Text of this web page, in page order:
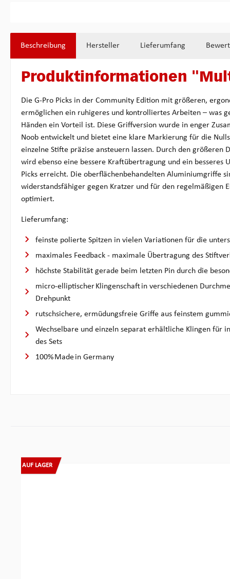
Beschreibung Hersteller Lieferumfang
Produktinformationen
Die G-Pro Picks in der Community Edition mit größeren,
ermöglichen ein ruhigeres und kontrolliertes Arbeiten – was
Händen ein Vorteil ist. Diese Griffversion wurde in enger
Noob entwickelt und bietet eine klare Markierung für die
einzelne Stifte präzise ansteuern lassen. Durch den größeren
wird ebenso eine bessere Kraftübertragung und ein besseres
Picks erreicht. Die oberflächenbehandelten Aluminiumgriffe
widerstandsfähiger gegen Kratzer und für den regelmäßigen
optimiert.
Lieferumfang:
feinste polierte Spitzen in vielen Variationen für die
maximales Feedback - maximale Übertragung des
höchste Stabilität gerade beim letzten Pin durch die
micro-elliptischer Klingenschaft in verschiedenen
Drehpunkt
rutschsichere, ermüdungsfreie Griffe aus feinstem
Wechselbare und einzeln separat erhältliche Klingen für
des Sets
100% Made in Germany
Produktgalerie überspringen
AUF LAGER